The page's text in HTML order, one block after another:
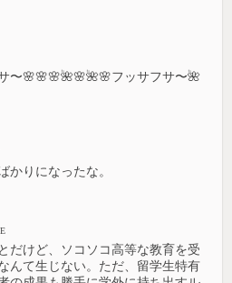
〜🌸🌸🌸🌺🌸🌺🌸フッサフサ〜🌺
かりになったな。
だけど、ソコソコ高等な教育を受
んて生じない。ただ、留学生特有